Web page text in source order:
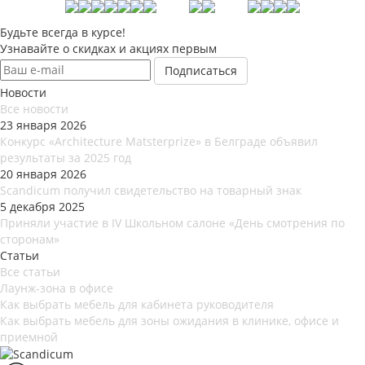
Будьте всегда в курсе!
Узнавайте о скидках и акциях первым
Новости
Все новости
23 января 2026
Конкурс «Architecture Matsterprize» в Белграде объявил
результаты за 2025 год
20 января 2026
Scandicum получил свидетельство на товарный знак
5 декабря 2025
Приняли участие в IV Школьном салоне «День смотрения по
сторонам»
Статьи
Все статьи
Лаунж-зона в офисе
Как выбрать мебель для кабинета руководителя
Как выбрать мебель для зоны ожидания в клинике, офисе и
приемной